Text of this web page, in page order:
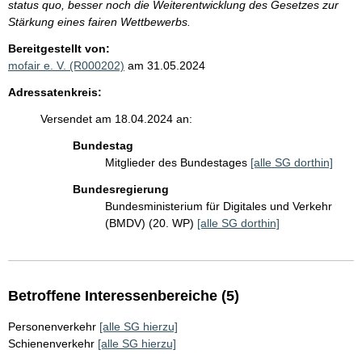
status quo, besser noch die Weiterentwicklung des Gesetzes zur
Stärkung eines fairen Wettbewerbs.
Bereitgestellt von:
mofair e. V. (R000202) am 31.05.2024
Adressatenkreis:
Versendet am 18.04.2024 an:
Bundestag
Mitglieder des Bundestages [alle SG dorthin]
Bundesregierung
Bundesministerium für Digitales und Verkehr
(BMDV) (20. WP) [alle SG dorthin]
Betroffene Interessenbereiche (5)
Personenverkehr [alle SG hierzu]
Schienenverkehr [alle SG hierzu]